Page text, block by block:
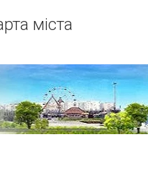
міста